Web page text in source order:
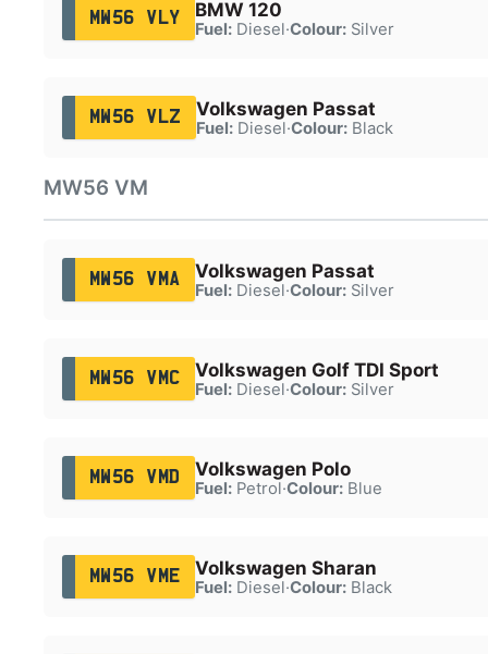
MW56 VLY BMW 120
Fuel:Diesel·Colour:Silver
MW56 VLZ Volkswagen Passat
Fuel:Diesel·Colour:Black
MW56 VM
MW56 VMA Volkswagen Passat
Fuel:Diesel·Colour:Silver
MW56 VMC Volkswagen Golf TDI Sport
Fuel:Diesel·Colour:Silver
MW56 VMD Volkswagen Polo
Fuel:Petrol·Colour:Blue
MW56 VME Volkswagen Sharan
Fuel:Diesel·Colour:Black